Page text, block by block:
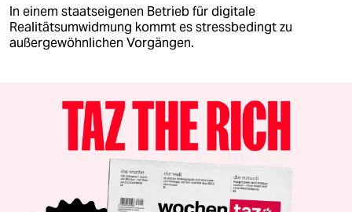
In einem staatseigenen Betrieb für digitale
Realitätsumwidmung kommt es stressbedingt zu
außergewöhnlichen Vorgängen.